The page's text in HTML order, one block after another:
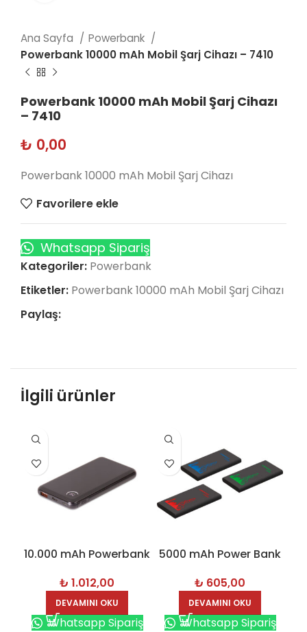
Ana Sayfa
Powerbank
Powerbank 10000 mAh Mobil Şarj Cihazı – 7410
Powerbank 10000 mAh Mobil Şarj Cihazı
– 7410
₺ 0,00
Powerbank 10000 mAh Mobil Şarj Cihazı
Favorilere ekle
Whatsapp Sipariş
Kategoriler: Powerbank
Etiketler: Powerbank 10000 mAh Mobil Şarj Cihazı
Paylaş:
İlgili ürünler
10.000 mAh Powerbank
7418
₺ 1.012,00
DEVAMINI OKU
Whatsapp Sipariş
5000 mAh Power Bank
7456
₺ 605,00
DEVAMINI OKU
Whatsapp Sipariş